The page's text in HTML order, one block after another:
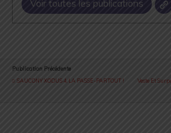
Voir toutes les publications
Publication Précédente
SAUCONY XODUS 4, LA PASSE-PARTOUT !
Veste Et